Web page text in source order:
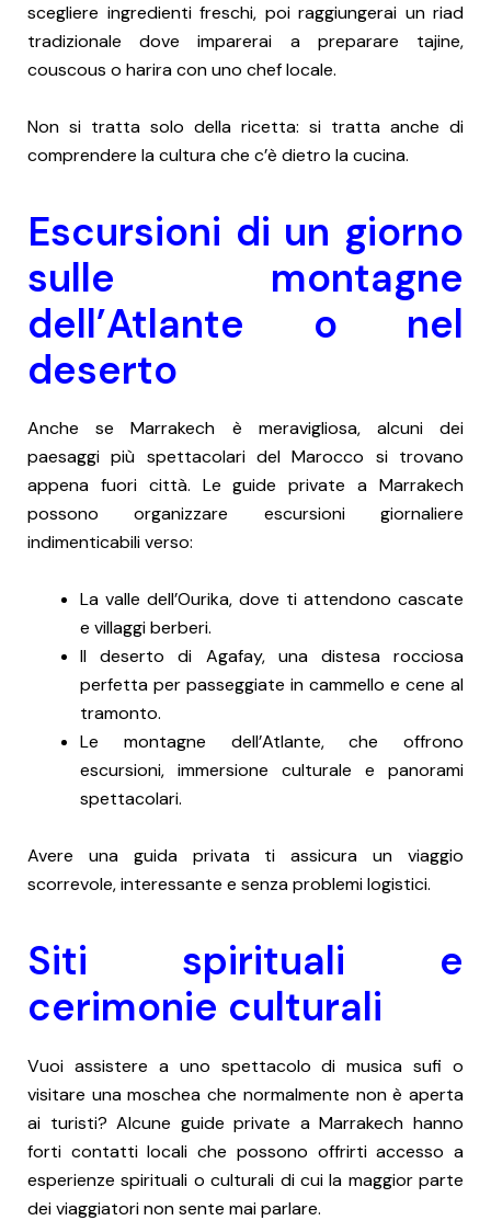
scegliere ingredienti freschi, poi raggiungerai un riad
tradizionale dove imparerai a preparare tajine,
couscous o harira con uno chef locale.
Non si tratta solo della ricetta: si tratta anche di
comprendere la cultura che c’è dietro la cucina.
Escursioni di un giorno
sulle montagne
dell’Atlante o nel
deserto
Anche se Marrakech è meravigliosa, alcuni dei
paesaggi più spettacolari del Marocco si trovano
appena fuori città. Le guide private a Marrakech
possono organizzare escursioni giornaliere
indimenticabili verso:
La valle dell’Ourika, dove ti attendono cascate
e villaggi berberi.
Il deserto di Agafay, una distesa rocciosa
perfetta per passeggiate in cammello e cene al
tramonto.
Le montagne dell’Atlante, che offrono
escursioni, immersione culturale e panorami
spettacolari.
Avere una guida privata ti assicura un viaggio
scorrevole, interessante e senza problemi logistici.
Siti spirituali e
cerimonie culturali
Vuoi assistere a uno spettacolo di musica sufi o
visitare una moschea che normalmente non è aperta
ai turisti? Alcune guide private a Marrakech hanno
forti contatti locali che possono offrirti accesso a
esperienze spirituali o culturali di cui la maggior parte
dei viaggiatori non sente mai parlare.